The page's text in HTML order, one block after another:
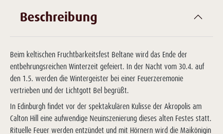
Beschreibung
Beim keltischen Fruchtbarkeitsfest Beltane wird das Ende der
entbehrungsreichen Winterzeit gefeiert. In der Nacht vom 30.4. auf
den 1.5. werden die Wintergeister bei einer Feuerzeremonie
vertrieben und der Lichtgott Bel begrüßt.
In Edinburgh findet vor der spektakulären Kulisse der Akropolis am
Calton Hill eine aufwendige Neuinszenierung dieses alten Festes statt.
Rituelle Feuer werden entzündet und mit Hörnern wird die Maikönigin